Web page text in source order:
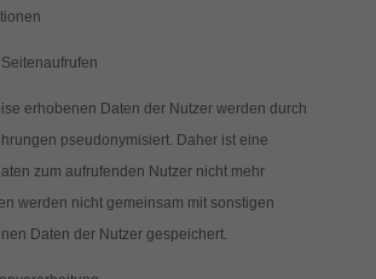
erhobenen Daten der Nutzer werden durch
pseudonymisiert. Daher ist eine
zum aufrufenden Nutzer nicht mehr
werden nicht gemeinsam mit sonstigen
Daten der Nutzer gespeichert.